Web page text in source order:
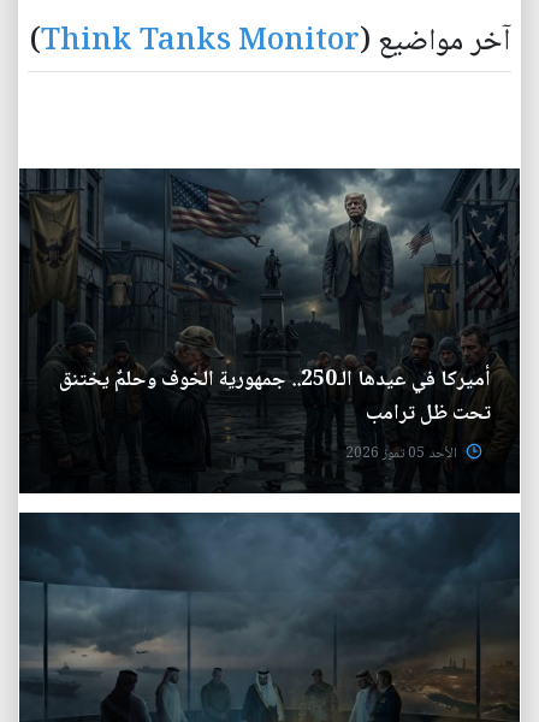
آخر مواضيع (Think Tanks Monitor
)
أميركا في عيدها الـ250.. جمهورية الخوف وحلمٌ يختنق
تحت ظل ترامب
الأحد 05 تموز 2026